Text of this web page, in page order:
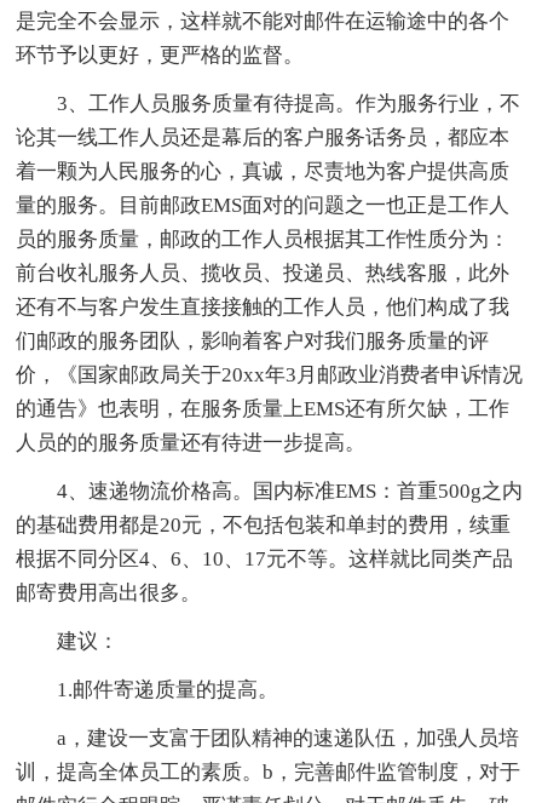
是完全不会显示，这样就不能对邮件在运输途中的各个
环节予以更好，更严格的监督。
3、工作人员服务质量有待提高。作为服务行业，不
论其一线工作人员还是幕后的客户服务话务员，都应本
着一颗为人民服务的心，真诚，尽责地为客户提供高质
量的服务。目前邮政EMS面对的问题之一也正是工作人
员的服务质量，邮政的工作人员根据其工作性质分为：
前台收礼服务人员、揽收员、投递员、热线客服，此外
还有不与客户发生直接接触的工作人员，他们构成了我
们邮政的服务团队，影响着客户对我们服务质量的评
价，《国家邮政局关于20xx年3月邮政业消费者申诉情况
的通告》也表明，在服务质量上EMS还有所欠缺，工作
人员的的服务质量还有待进一步提高。
4、速递物流价格高。国内标准EMS：首重500g之内
的基础费用都是20元，不包括包装和单封的费用，续重
根据不同分区4、6、10、17元不等。这样就比同类产品
邮寄费用高出很多。
建议：
1.邮件寄递质量的提高。
a，建设一支富于团队精神的速递队伍，加强人员培
训，提高全体员工的素质。b，完善邮件监管制度，对于